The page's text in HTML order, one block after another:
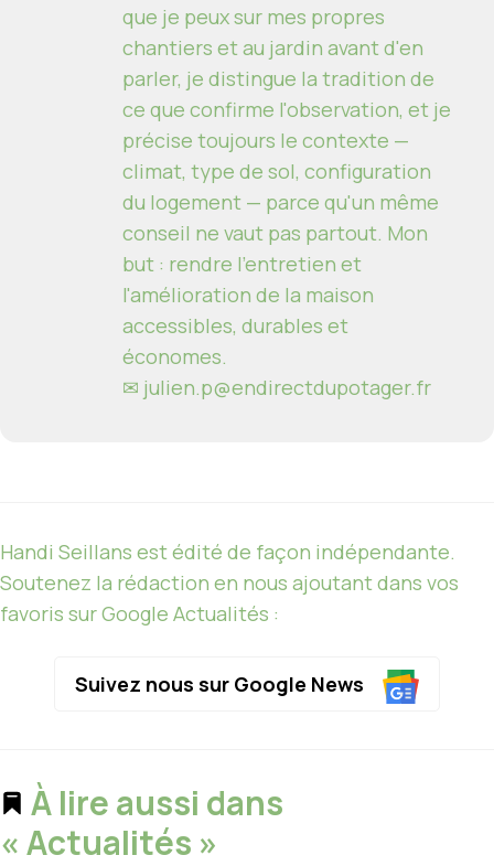
que je peux sur mes propres
chantiers et au jardin avant d'en
parler, je distingue la tradition de
ce que confirme l'observation, et je
précise toujours le contexte —
climat, type de sol, configuration
du logement — parce qu'un même
conseil ne vaut pas partout. Mon
but : rendre l'entretien et
l'amélioration de la maison
accessibles, durables et
économes.
✉ julien.p@endirectdupotager.fr
Handi Seillans est édité de façon indépendante.
Soutenez la rédaction en nous ajoutant dans vos
favoris sur Google Actualités :
Suivez nous sur Google News
À lire aussi dans
« Actualités »